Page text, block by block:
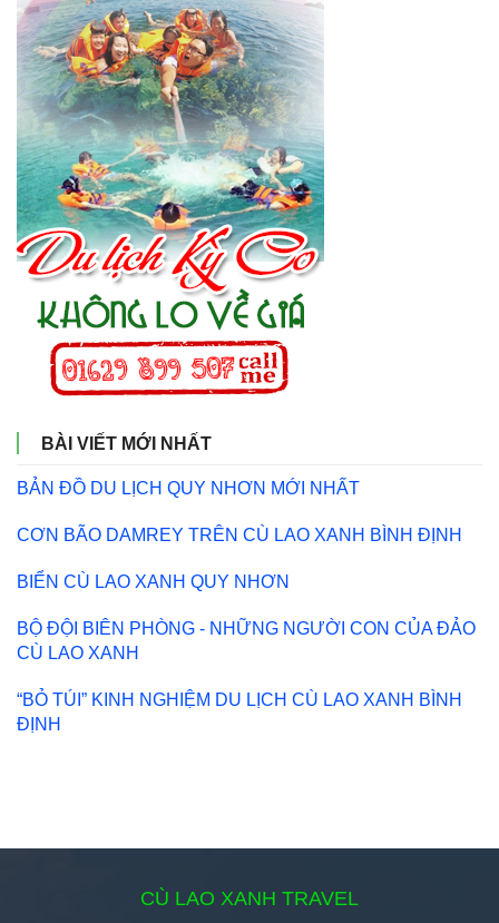
BÀI VIẾT MỚI NHẤT
BẢN ĐỒ DU LỊCH QUY NHƠN MỚI NHẤT
CƠN BÃO DAMREY TRÊN CÙ LAO XANH BÌNH ĐỊNH
BIỂN CÙ LAO XANH QUY NHƠN
BỘ ĐỘI BIÊN PHÒNG - NHỮNG NGƯỜI CON CỦA ĐẢO
CÙ LAO XANH
“BỎ TÚI” KINH NGHIỆM DU LỊCH CÙ LAO XANH BÌNH
ĐỊNH
CÙ LAO XANH TRAVEL